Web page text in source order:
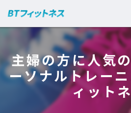
主婦の方に人気
ーソナルトレー
ィット